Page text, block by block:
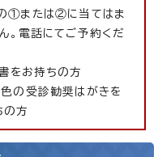
①または②に当てはま
。電話にてご予約くだ
をお持ちの方
の受診勧奨はがきを
の方